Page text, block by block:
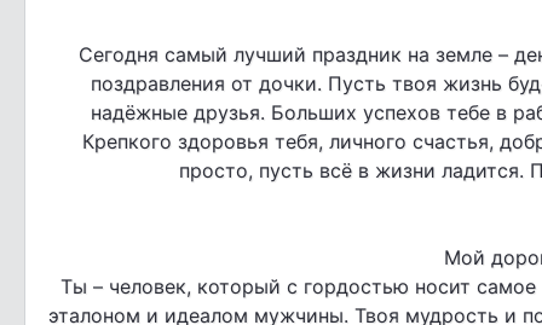
Сегодня самый лучший праздник на земле –
поздравления от дочки. Пусть твоя жизнь
надёжные друзья. Больших успехов тебе в
Крепкого здоровья тебя, личного счастья,
просто, пусть всё в жизни ладится.
Мой
Ты – человек, который с гордостью носит
эталоном и идеалом мужчины. Твоя мудрость и